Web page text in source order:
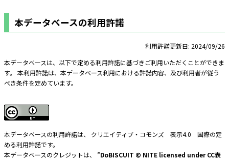
本データベースの利用許諾
利用許諾更新日: 2024/09/26
本データベースは、以下で定める利用許諾に基づきご利用いただくことができま
す。 本利用許諾は、本データベース利用における許諾内容、及び利用者が従う
べき条件を定めています。
本データベースの利用許諾は、 クリエイティブ・コモンズ 表示4.0 国際の定
める利用許諾です。
本データベースのクレジットは、 ”DoBISCUIT © NITE licensed under CC表